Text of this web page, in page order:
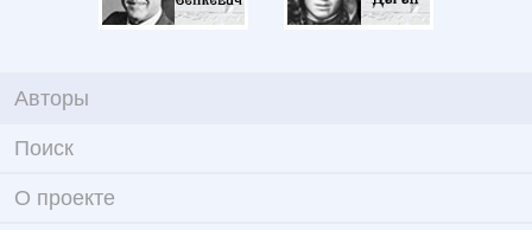
Авторы
Поиск
О проекте